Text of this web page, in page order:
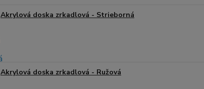
Akrylová doska zrkadlová - Strieborná
Akrylová doska zrkadlová - Ružová